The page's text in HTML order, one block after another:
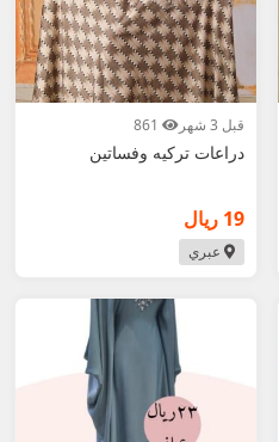
قبل 3 شهر
دراعات تركيه وفساتين
19 ريال
عبري